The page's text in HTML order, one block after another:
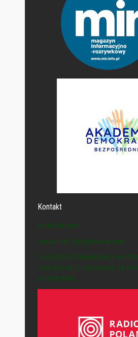
Kontakt
Polska-IE.com
e-mail: info (at) polska-ie.com
© WSZYSTKIE MATERIAŁY NA
„POLSKA-IE” CHRONIONE SĄ
AUTORSKIM.